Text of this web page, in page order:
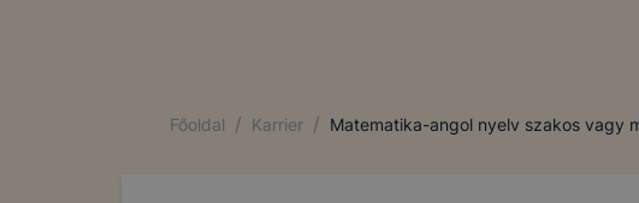
Főoldal / Karrier / Matematika-angol nyelv szakos vagy